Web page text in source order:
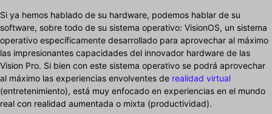
Si ya hemos hablado de su hardware, podemos hablar de su
software, sobre todo de su sistema operativo: VisionOS, un sistema
operativo específicamente desarrollado para aprovechar al máximo
las impresionantes capacidades del innovador hardware de las
Vision Pro. Si bien con este sistema operativo se podrá aprovechar
al máximo las experiencias envolventes de realidad virtual
(entretenimiento), está muy enfocado en experiencias en el mundo
real con realidad aumentada o mixta (productividad).